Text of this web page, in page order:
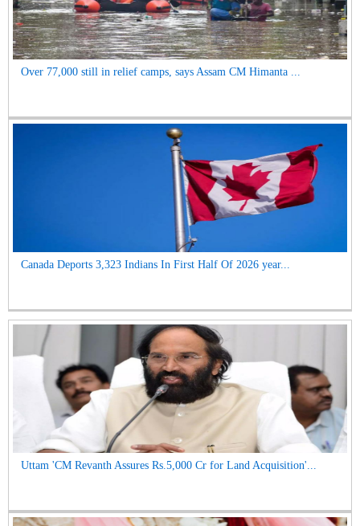
Over 77,000 still in relief camps, says Assam CM Himanta ...
Canada Deports 3,323 Indians In First Half Of 2026 year...
Uttam 'CM Revanth Assures Rs.5,000 Cr for Land Acquisition'...